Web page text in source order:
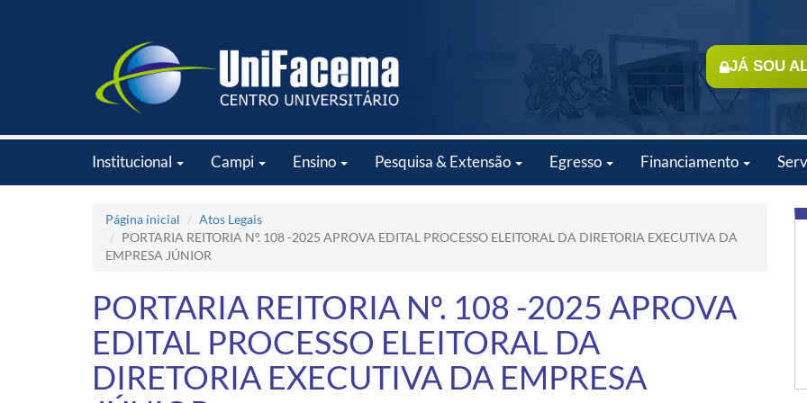
JÁ SOU
Institucional Campi Ensino Pesquisa & Extensão Egresso Financiamento
Página inicial
Atos Legais
PORTARIA REITORIA Nº. 108 -2025 APROVA EDITAL PROCESSO ELEITORAL DA DIRETORIA EXECUTIVA DA
EMPRESA JÚNIOR
PORTARIA REITORIA Nº. 108 -2025 APROVA
EDITAL PROCESSO ELEITORAL DA
DIRETORIA EXECUTIVA DA EMPRESA